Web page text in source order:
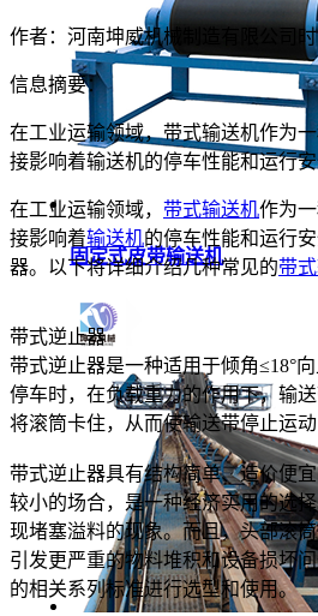
固定式皮带输送机
作者：河南坤威机械制造有限公司
信息摘要：
在工业运输领域，带式输送机作为
接影响着输送机的停车性能和运行
在工业运输领域， 带式输送机作为
接影响着输送机的停车性能和运行
器。以下将详细介绍几种常见的带
带式逆止器
带式逆止器是一种适用于倾角≤18°
停车时，在负载重力的作用下，输
将滚筒卡住，从而使输送带停止运动
带式逆止器具有结构简单、造价便
较小的场合，是一种经济实用的选
现堵塞溢料的现象。而且，头部滚
引发更严重的物料堆积和设备损坏
的相关系列标准进行选型和使用。